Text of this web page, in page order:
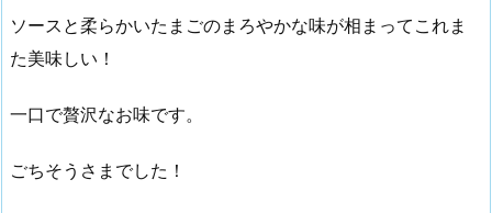
ソースと柔らかいたまごのまろやかな味が相まってこれま
た美味しい！
一口で贅沢なお味です。
ごちそうさまでした！